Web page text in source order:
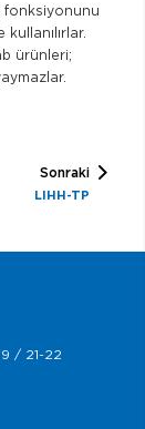
fonksiyonunu
ürünleri;
Sonraki
LIHH-TP
/ 21-22